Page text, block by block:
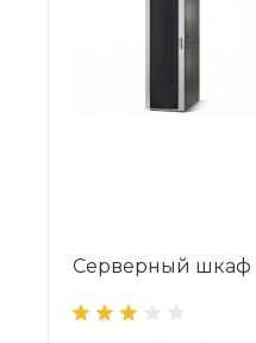
Серверный шкаф